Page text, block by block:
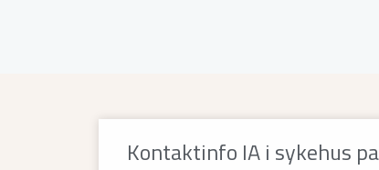
Kontaktinfo IA i sykehus